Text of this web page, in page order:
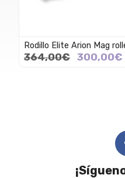
Rodillo Elite Arion Mag
364,00€ 300,00€